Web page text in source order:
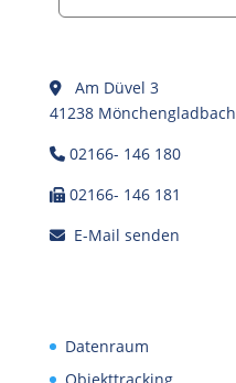
Am Düvel 3
41238 Mönchengladbach
02166- 146 180
02166- 146 181
E-Mail senden
Datenraum